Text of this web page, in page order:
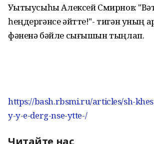
Уҡытыусыһы Алексей Смирнов:
һеңдергәнсе әйтте!"- тигән уның
фәненә бәйле сығышын тыңлап.
https://bash.rbsmi.ru/articles/sh-
y-y-e-derg-nse-ytte-/
Читайте нас